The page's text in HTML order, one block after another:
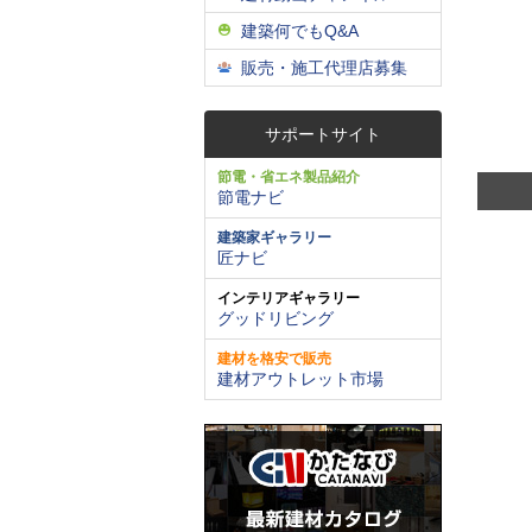
建築何でもQ&A
販売・施工代理店募集
サポートサイト
節電・省エネ製品紹介
節電ナビ
建築家ギャラリー
匠ナビ
インテリアギャラリー
グッドリビング
建材を格安で販売
建材アウトレット市場